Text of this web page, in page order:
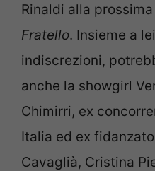
Rinaldi alla
Fratello. Insieme a
indiscrezioni,
anche la showgirl
Chimirri, ex
Italia ed ex
Cavaglià, Cristina